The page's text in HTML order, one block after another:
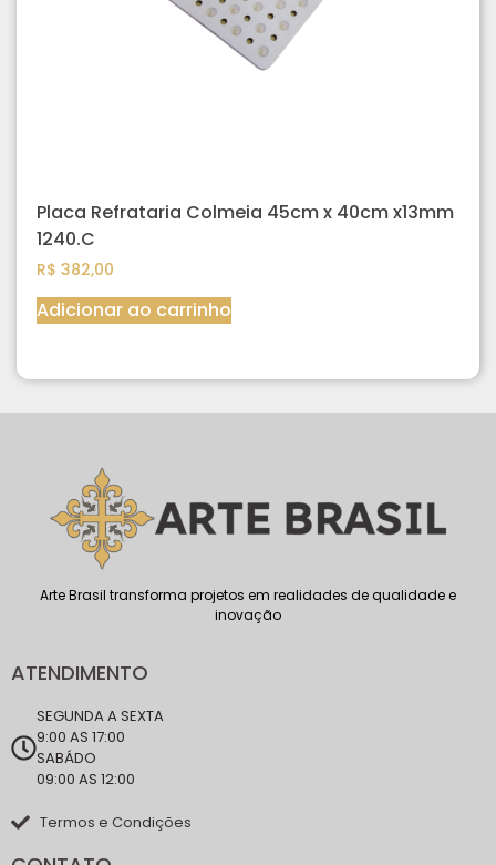
Placa Refrataria Colmeia 45cm x 40cm x13mm
1240.C
R$ 382,00
Adicionar ao carrinho
Arte Brasil transforma projetos em realidades de qualidade e
inovação
ATENDIMENTO
SEGUNDA A SEXTA
9:00 AS 17:00
SABÁDO
09:00 AS 12:00
Termos e Condições